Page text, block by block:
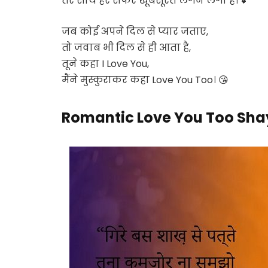
जब कोई अपने दिल से प्यार जताए,
तो जवाब भी दिल से ही आता है,
तूने कहा I Love You,
मैंने मुस्कुराकर कहा Love You Too। 😘
Romantic Love You Too